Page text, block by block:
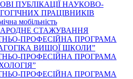
ПУБЛІКАЦІЇ НАУКОВО-
ПРАЦІВНИКІВ
мобільність
СТАЖУВАННЯ
ПРОФЕСІЙНА ПРОГРАМА
ВИЩОЇ ШКОЛИ”
ПРОФЕСІЙНА ПРОГРАМА
ПРОФЕСІЙНА ПРОГРАМА